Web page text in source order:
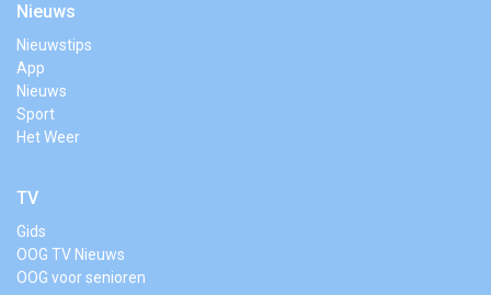
Nieuws
Nieuwstips
App
Nieuws
Sport
Het Weer
TV
Gids
OOG TV Nieuws
OOG voor senioren